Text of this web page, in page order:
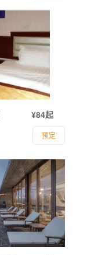
¥84起
预定